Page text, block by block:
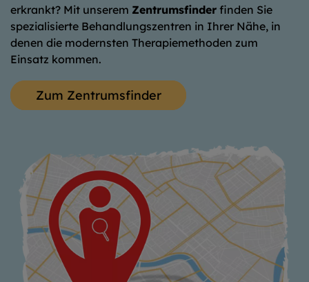
erkrankt? Mit unserem Zentrumsfinder finden Sie
spezialisierte Behandlungszentren in Ihrer Nähe, in
denen die modernsten Therapiemethoden zum
Einsatz kommen.
Zum Zentrumsfinder